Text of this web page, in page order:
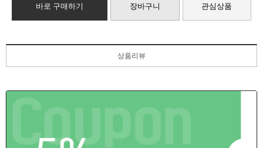
바로 구매하기 장바구니 관심상품
상품리뷰